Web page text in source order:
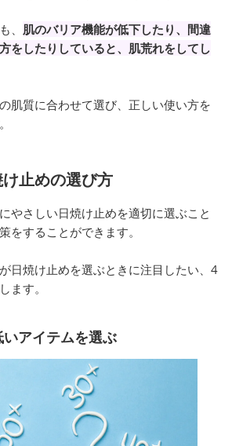
、 肌のバリア機能が低下したり、間違
をしたりしていると、肌荒れをしてし
肌質に合わせて選び、正しい使い方を
止めの選び方
やさしい日焼け止めを適切に選ぶこと
をすることができます。
日焼け止めを選ぶときに注目したい、4
ます。
いアイテムを選ぶ